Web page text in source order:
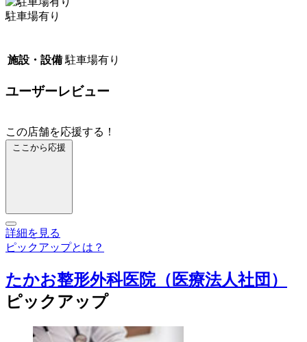
駐車場有り
施設・設備 駐車場有り
ユーザーレビュー
この店舗を応援する！
ここから応援
詳細を見る
ピックアップとは？
たかお整形外科医院（医療法人社団）
ピックアップ